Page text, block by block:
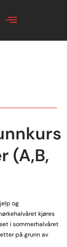
(A,B,
og
kjøres
i sommerhalvåret
på grunn av